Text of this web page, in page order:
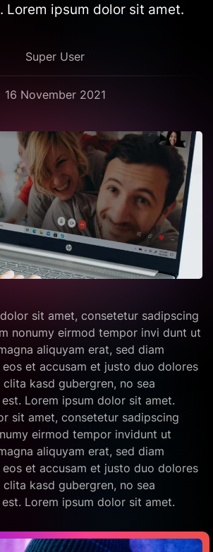
Lorem ipsum dolor sit amet.
Super User
16 November 2021
sit amet, consetetur sadipscing
nonumy eirmod tempor invi dunt ut
aliquyam erat, sed diam
et accusam et justo duo dolores
kasd gubergren, no sea
Lorem ipsum dolor sit amet.
sit amet, consetetur sadipscing
eirmod tempor invidunt ut
aliquyam erat, sed diam
et accusam et justo duo dolores
kasd gubergren, no sea
Lorem ipsum dolor sit amet.